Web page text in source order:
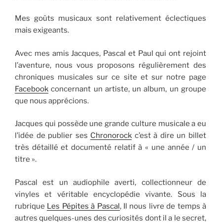
Mes goûts musicaux sont relativement éclectiques
mais exigeants.
Avec mes amis Jacques, Pascal et Paul qui ont rejoint
l’aventure, nous vous proposons régulièrement des
chroniques musicales sur ce site et sur notre page
Facebook concernant un artiste, un album, un groupe
que nous apprécions.
Jacques qui possède une grande culture musicale a eu
l’idée de publier ses Chronorock c’est à dire un billet
très détaillé et documenté relatif à « une année / un
titre ».
Pascal est un audiophile averti, collectionneur de
vinyles et véritable encyclopédie vivante. Sous la
rubrique Les Pépites à Pascal, Il nous livre de temps à
autres quelques-unes des curiosités dont il a le secret,